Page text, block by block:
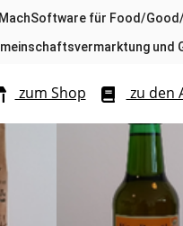
für Food/
und
zum Shop zu den